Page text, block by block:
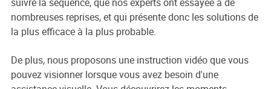
suivre la séquence, que nos experts ont essayée à de
nombreuses reprises, et qui présente donc les solutions de
la plus efficace à la plus probable.
De plus, nous proposons une instruction vidéo que vous
pouvez visionner lorsque vous avez besoin d'une